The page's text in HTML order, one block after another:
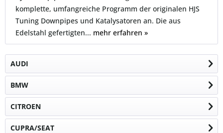
komplette, umfangreiche Programm der originalen HJS
Tuning Downpipes und Katalysatoren an. Die aus
Edelstahl gefertigten... mehr erfahren »
AUDI
BMW
CITROEN
CUPRA/SEAT